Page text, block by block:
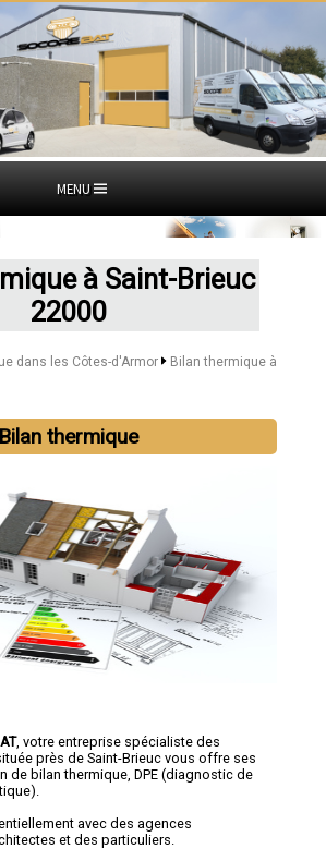
MENU
à Saint-Brieuc
22000
dans les Côtes-d'Armor
Bilan thermique à
Bilan thermique
, votre entreprise spécialiste des
près de Saint-Brieuc vous offre ses
de bilan thermique, DPE (diagnostic de
avec des agences
et des particuliers.